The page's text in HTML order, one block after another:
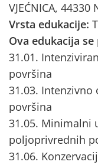
VJEĆNICA, 44330
Vrsta edukacije:
Ova edukacija
31.01.
površina
31.03. Intenzivno
površina
31.05. Minimalni
poljoprivrednih
31.06.